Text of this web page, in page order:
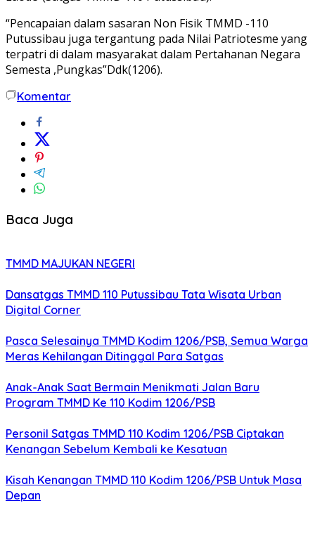
“Pencapaian dalam sasaran Non Fisik TMMD -110
Putussibau juga tergantung pada Nilai Patriotesme yang
terpatri di dalam masyarakat dalam Pertahanan Negara
Semesta ,Pungkas”Ddk(1206).
Komentar
Baca Juga
TMMD MAJUKAN NEGERI
Dansatgas TMMD 110 Putussibau Tata Wisata Urban
Digital Corner
Pasca Selesainya TMMD Kodim 1206/PSB, Semua Warga
Meras Kehilangan Ditinggal Para Satgas
Anak-Anak Saat Bermain Menikmati Jalan Baru
Program TMMD Ke 110 Kodim 1206/PSB
Personil Satgas TMMD 110 Kodim 1206/PSB Ciptakan
Kenangan Sebelum Kembali ke Kesatuan
Kisah Kenangan TMMD 110 Kodim 1206/PSB Untuk Masa
Depan